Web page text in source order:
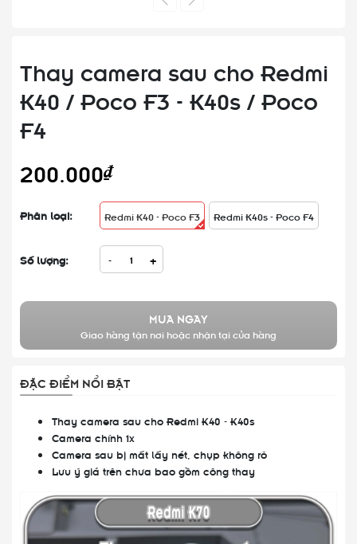
Thay camera sau cho Redmi
K40 / Poco F3 - K40s / Poco
F4
200.000₫
Phân loại: Redmi K40 - Poco F3 Redmi K40s - Poco F4
Số lượng: - +
MUA NGAY
Giao hàng tận nơi hoặc nhận tại cửa hàng
ĐẶC ĐIỂM NỔI BẬT
Thay camera sau cho Redmi K40 - K40s
Camera chính 1x
Camera sau bị mất lấy nét, chụp không rõ
Lưu ý giá trên chưa bao gồm công thay